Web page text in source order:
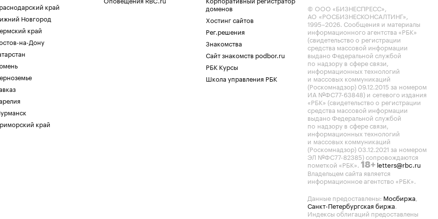
край
Новгород
край
на-Дону
край
доменов
Хостинг сайтов
Рег.решения
Знакомства
Сайт знакомств podbor.ru
РБК Курсы
Школа управления РБК
© ООО «БИЗНЕСПРЕСС»,
АО «РОСБИЗНЕСКОНСАЛТИНГ»,
1995–2026. Сообщения и материалы
информационного агентства «РБК»
(свидетельство о регистрации
средства массовой информации
выдано Федеральной службой
по надзору в сфере связи,
информационных технологий
и массовых коммуникаций
(Роскомнадзор) 09.12.2015 за номером
ИА №ФС77-63848) и сетевого издания
«РБК» (свидетельство о регистрации
средства массовой информации
выдано Федеральной службой
по надзору в сфере связи,
информационных технологий
и массовых коммуникаций
(Роскомнадзор) 03.12.2021 за номером
ЭЛ №ФС77-82385) сопровождаются
пометкой «РБК». 18+ letters@rbc.ru
Владельцем сайта является
информационное агентство «РБК».
Данные предоставлены: Мосбиржа,
Санкт-Петербургская биржа.
Индексы облигаций предоставлены